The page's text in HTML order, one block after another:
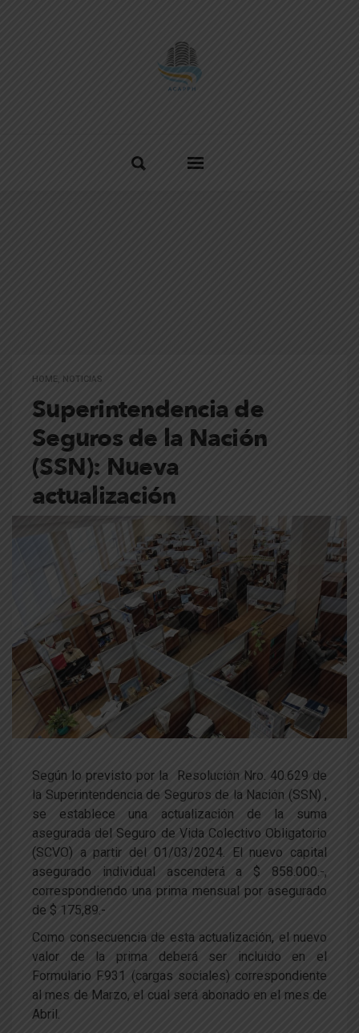
HOME NOTICIAS
Superintendencia de
Seguros de la Nación
(SSN): Nueva
actualización
Según lo previsto por la Resolución Nro. 40.629 de
la Superintendencia de Seguros de la Nación (SSN) ,
se establece una actualización de la suma
asegurada del Seguro de Vida Colectivo Obligatorio
(SCVO) a partir del 01/03/2024. El nuevo capital
asegurado individual ascenderá a $ 858.000.-,
correspondiendo una prima mensual por asegurado
de $ 175,89.-
Como consecuencia de esta actualización, el nuevo
valor de la prima deberá ser incluido en el
Formulario F.931 (cargas sociales) correspondiente
al mes de Marzo, el cual será abonado en el mes de
Abril.